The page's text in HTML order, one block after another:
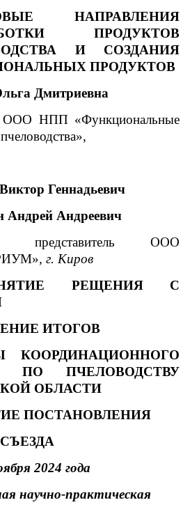
НАПРАВЛЕНИЯ
ПРОДУКТОВ
И СОЗДАНИЯ
ПРОДУКТОВ
Дмитриевна
ООО НПП «Функциональные
Геннадьевич
Андрей Андреевич
представитель ООО
г. Киров
РЕЩЕНИЯ С
ИТОГОВ
КООРДИНАЦИОННОГО
ПО ПЧЕЛОВОДСТВУ
ОБЛАСТИ
ПОСТАНОВЛЕНИЯ
2024 года
научно-практическая